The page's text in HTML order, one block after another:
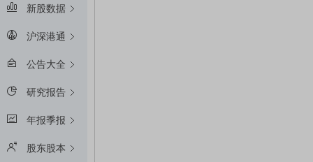
新股数据
沪深港通
公告大全
研究报告
年报季报
股东股本